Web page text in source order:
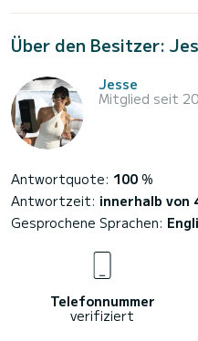
Über den Besitzer:
Jesse
Mitglied seit
Antwortquote: 100 %
Antwortzeit: innerhalb von
Gesprochene Sprachen:
Telefonnummer
verifiziert